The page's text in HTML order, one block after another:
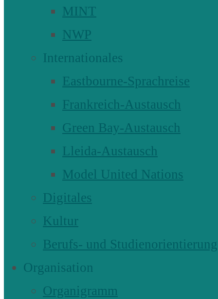
MINT
NWP
Internationales
Eastbourne-Sprachreise
Frankreich-Austausch
Green Bay-Austausch
Lleida-Austausch
Model United Nations
Digitales
Kultur
Berufs- und Studienorientierung
Organisation
Organigramm